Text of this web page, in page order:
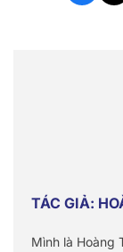
TÁC GIẢ:
Mình là Hoàng